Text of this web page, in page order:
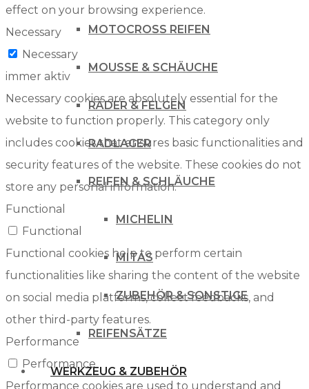
MOTOCROSS REIFEN
MOUSSE & SCHÄUCHE
RÄDER & FELGEN
RADLAGER
REIFEN & SCHLÄUCHE
MICHELIN
MITAS
ZUBEHÖR & SONSTIGE
REIFENSÄTZE
WERKZEUG & ZUBEHÖR
effect on your browsing experience.
Necessary
Necessary
immer aktiv
Necessary cookies are absolutely essential for the
website to function properly. This category only
includes cookies that ensures basic functionalities and
security features of the website. These cookies do not
store any personal information.
Functional
Functional
Functional cookies help to perform certain
functionalities like sharing the content of the website
on social media platforms, collect feedbacks, and
other third-party features.
Performance
Performance
Performance cookies are used to understand and